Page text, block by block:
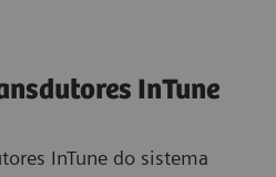
InTune​
InTune do sistema